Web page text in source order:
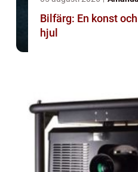
Bilfärg: En konst
hjul